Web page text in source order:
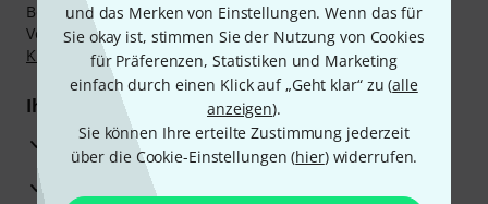
und das Merken von Einstellungen. Wenn das für
Sie okay ist, stimmen Sie der Nutzung von Cookies
für Präferenzen, Statistiken und Marketing
einfach durch einen Klick auf „Geht klar“ zu (alle
anzeigen).
Sie können Ihre erteilte Zustimmung jederzeit
über die Cookie-Einstellungen (hier) widerrufen.
Bezahlen Sie vertraulich und sicher per Nachnahme,
Vorkasse, PayPal, Amazon Pay,Klarna Sofort bezahlen,
Klarna Ratenzahlungoder Kreditkarte.
Ihre Vorteile
3 Jahre Thomann Garantie
30 Tage Money-Back-Garantie